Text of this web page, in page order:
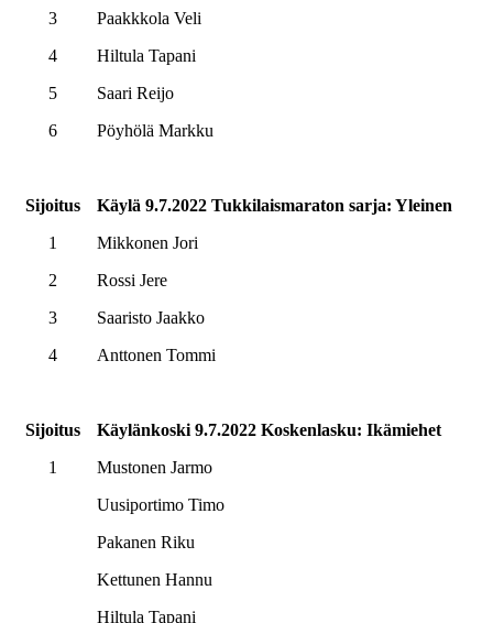
3
Paakkkola Veli
4
Hiltula Tapani
5
Saari Reijo
6
Pöyhölä Markku
Sijoitus
Käylä 9.7.2022 Tukkilaismaraton sarja: Yleinen
1
Mikkonen Jori
2
Rossi Jere
3
Saaristo Jaakko
4
Anttonen Tommi
Sijoitus
Käylänkoski 9.7.2022 Koskenlasku: Ikämiehet
1
Mustonen Jarmo
Uusiportimo Timo
Pakanen Riku
Kettunen Hannu
Hiltula Tapani